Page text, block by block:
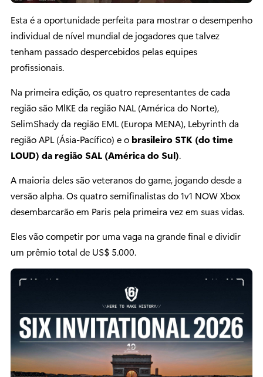
Esta é a oportunidade perfeita para mostrar o desempenho
individual de nível mundial de jogadores que talvez
tenham passado despercebidos pelas equipes
profissionais.
Na primeira edição, os quatro representantes de cada
região são MlKE da região NAL (América do Norte),
SelimShady da região EML (Europa MENA), Lebyrinth da
região APL (Ásia-Pacífico) e o brasileiro STK (do time
LOUD) da região SAL (América do Sul).
A maioria deles são veteranos do game, jogando desde a
versão alpha. Os quatro semifinalistas do 1v1 NOW Xbox
desembarcarão em Paris pela primeira vez em suas vidas.
Eles vão competir por uma vaga na grande final e dividir
um prêmio total de US$ 5.000.